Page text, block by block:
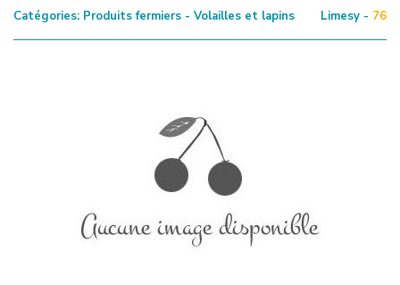
Catégories: Produits fermiers - Volailles et lapins Limesy - 76